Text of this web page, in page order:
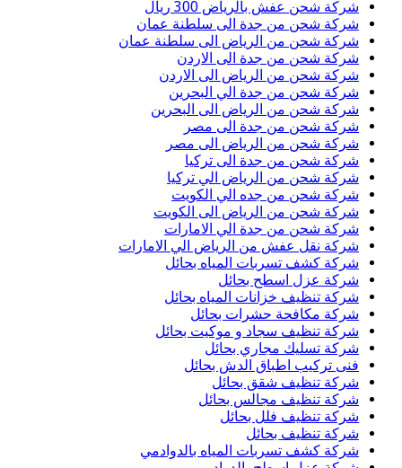
شركة شحن عفش بالرياض 300 ريال
شركة شحن من جدة الى سلطنة عمان
شركة شحن من الرياض الى سلطنة عمان
شركة شحن من جدة الى الاردن
شركة شحن من الرياض الى الاردن
شركة شحن من جدة الي البحرين
شركة شحن من الرياض الى البحرين
شركة شحن من جدة الى مصر
شركة شحن من الرياض الى مصر
شركة شحن من جدة الى تركيا
شركة شحن من الرياض الي تركيا
شركة شحن من جده الي الكويت
شركة شحن من الرياض الى الكويت
شركة شحن من جدة الي الامارات
شركة نقل عفش من الرياض الي الامارات
شركة كشف تسربات المياه بحائل
شركة عزل اسطح بحائل
شركة تنظيف خزانات المياه بحائل
شركة مكافحة حشرات بحائل
شركة تنظيف سجاد و موكيت بحائل
شركة تسليك مجاري بحائل
فنى تركيب اطباق الدش بحائل
شركة تنظيف شقق بحائل
شركة تنظيف مجالس بحائل
شركة تنظيف فلل بحائل
شركة تنظيف بحائل
شركة كشف تسربات المياه بالدوادمي